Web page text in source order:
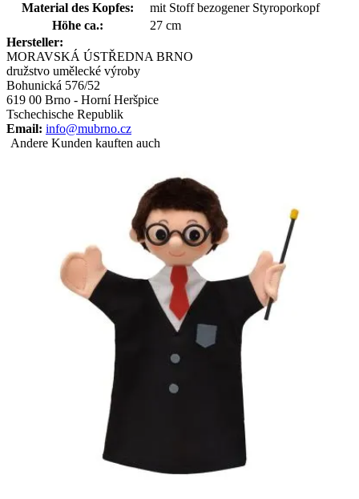
Material des Kopfes:
mit Stoff bezogener Styroporkopf
Höhe ca.:
27 cm
Hersteller:
MORAVSKÁ ÚSTŘEDNA BRNO
družstvo umělecké výroby
Bohunická 576/52
619 00 Brno - Horní Heršpice
Tschechische Republik
Email: info@mubrno.cz
Andere Kunden kauften auch